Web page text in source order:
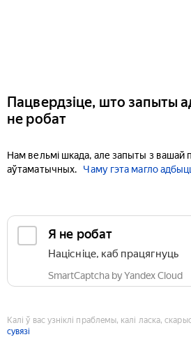
Пацвердзіце, што запыты
не робат
Нам вельмі шкада, але запыты з вашай
аўтаматычных.
Чаму гэта магло
Я не робат
Націсніце, каб працягнуць
SmartCaptcha by Yandex Cloud
Калі ў вас узніклі праблемы, калі ласка,
сувязі